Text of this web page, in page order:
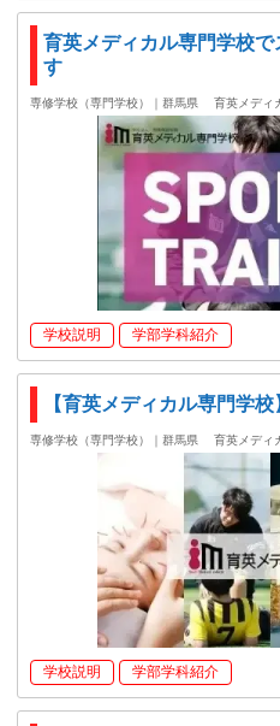
育英メディカル専門学校
す
専修学校（専門学校）｜群馬県 育英メディ
学校説明 学部学科紹介
【育英メディカル専門学
専修学校（専門学校）｜群馬県 育英メディ
学校説明 学部学科紹介